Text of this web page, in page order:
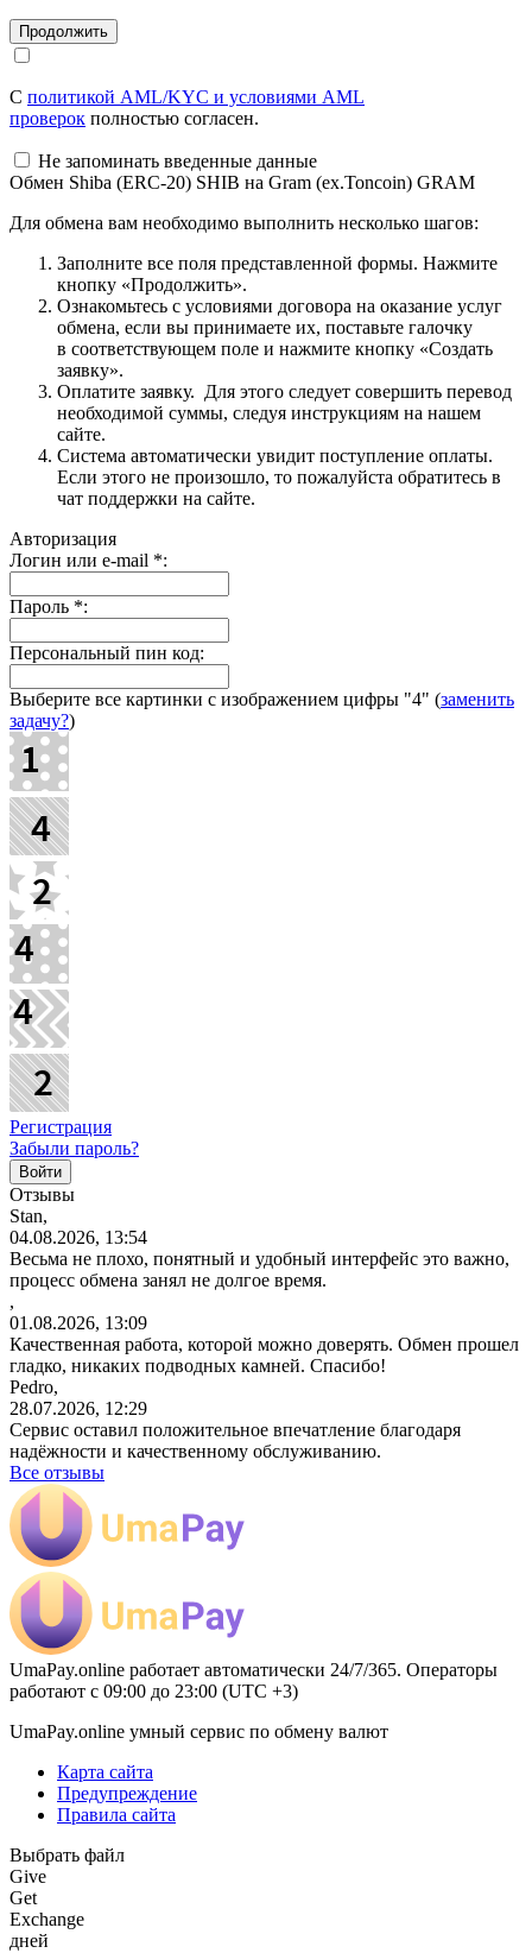
С политикой AML/KYC и условиями AML
проверок полностью согласен.
Не запоминать введенные данные
Обмен Shiba (ERC-20) SHIB на Gram (ex.Toncoin) GRAM
Для обмена вам необходимо выполнить несколько шагов:
Заполните все поля представленной формы. Нажмите
кнопку «Продолжить».
Ознакомьтесь с условиями договора на оказание услуг
обмена, если вы принимаете их, поставьте галочку
в соответствующем поле и нажмите кнопку «Создать
заявку».
Оплатите заявку. Для этого следует совершить перевод
необходимой суммы, следуя инструкциям на нашем
сайте.
Система автоматически увидит поступление оплаты.
Если этого не произошло, то пожалуйста обратитесь в
чат поддержки на сайте.
Авторизация
Логин или e-mail *:
Пароль *:
Персональный пин код:
Выберите все картинки с изображением цифры "4" (заменить
задачу?)
Регистрация
Забыли пароль?
Отзывы
Stan,
04.08.2026, 13:54
Весьма не плохо, понятный и удобный интерфейс это важно,
процесс обмена занял не долгое время.
,
01.08.2026, 13:09
Качественная работа, которой можно доверять. Обмен прошел
гладко, никаких подводных камней. Спасибо!
Pedro,
28.07.2026, 12:29
Сервис оставил положительное впечатление благодаря
надёжности и качественному обслуживанию.
Все отзывы
UmaPay.online работает автоматически 24/7/365. Операторы
работают с 09:00 до 23:00 (UTC +3)
UmaPay.online умный сервис по обмену валют
Карта сайта
Предупреждение
Правила сайта
Выбрать файл
Give
Get
Exchange
дней